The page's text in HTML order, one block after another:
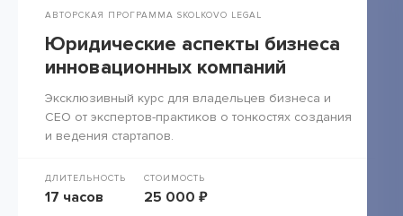
АВТОРСКАЯ ПРОГРАММА SKOLKOVO LEGAL
Юридические аспекты бизнеса
инновационных компаний
Эксклюзивный курс для владельцев бизнеса и
СЕО от экспертов-практиков о тонкостях создания
и ведения стартапов.
ДЛИТЕЛЬНОСТЬ
17 часов
СТОИМОСТЬ
25 000 ₽